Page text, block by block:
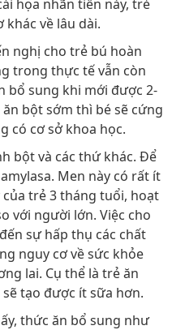
họa nhãn tiền này, trẻ
về lâu dài.
nghị cho trẻ bú hoàn
trong thực tế vẫn còn
bổ sung khi mới được 2-
bột sớm thì bé sẽ cứng
có cơ sở khoa học.
bột và các thứ khác. Để
Men này có rất ít
trẻ 3 tháng tuổi, hoạt
với người lớn. Việc cho
sự hấp thụ các chất
nguy cơ về sức khỏe
lai. Cụ thể là trẻ ăn
tạo được ít sữa hơn.
thức ăn bổ sung như